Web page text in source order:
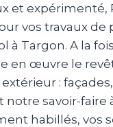
et expérimenté,
vos travaux de
à Targon. A la
en œuvre le
:
savoir-faire
habillés, vos